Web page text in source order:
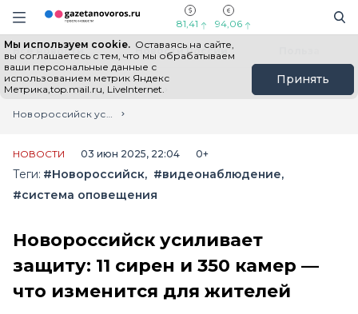
Информационный портал "ГазетаНоворос.ру"
Навигация сайта
81,41 94,06
Мы используем cookie. Оставаясь на сайте,
вы соглашаетесь с тем, что мы обрабатываем
ваши персональные данные с
использованием метрик Яндекс
Метрика,top.mail.ru, LiveInternet.
Принять
Все новости Новости России
Главная
Лента новостей
Новороссийск усиливает защиту: 11 сирен и 350 камер — что изменится для жителей
НОВОСТИ 03 июн 2025, 22:04 0+
Теги: #Новороссийск
#видеонаблюдение
#система оповещения
Новороссийск усиливает
защиту: 11 сирен и 350 камер —
что изменится для жителей